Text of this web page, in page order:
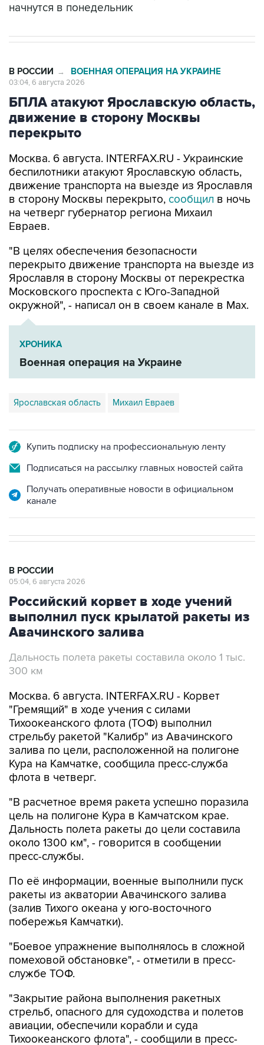
БПЛА атакуют Ярославскую область,
движение в сторону Москвы
перекрыто
Москва. 6 августа. INTERFAX.RU - Украинские
движение транспорта на выезде из Ярославля
в сторону Москвы перекрыто,сообщилв ночь
на четверг губернатор региона Михаил
Евраев.
"В целях обеспечения безопасности
Ярославля в сторону Москвы от перекрестка
Московского проспекта с Юго-Западной
окружной", - написал он в своем канале в Мах.
ХРОНИКА
Военная операция на Украине
Ярославская область Михаил Евраев
Подписаться на рассылку главных новостей сайта
Получать оперативные новости в официальном
канале
Российский корвет в ходе учений
выполнил пуск крылатой ракеты из
Авачинского залива
Дальность полета ракеты составила около 1 тыс.
Москва. 6 августа. INTERFAX.RU - Корвет
Тихоокеанского флота (ТОФ) выполнил
стрельбу ракетой "Калибр" из Авачинского
залива по цели, расположенной на полигоне
Кура на Камчатке, сообщила пресс-служба
флота в четверг.
"В расчетное время ракета успешно поразила
Дальность полета ракеты до цели составила
около 1300 км", - говорится в сообщении
пресс-службы.
По её информации, военные выполнили пуск
(залив Тихого океана у юго-восточного
побережья Камчатки).
"Боевое упражнение выполнялось в сложной
службе ТОФ.
"Закрытие района выполнения ракетных
авиации, обеспечили корабли и суда
Тихоокеанского флота", - сообщили в пресс-
службе.